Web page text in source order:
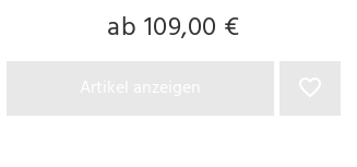
ab 109,00 €